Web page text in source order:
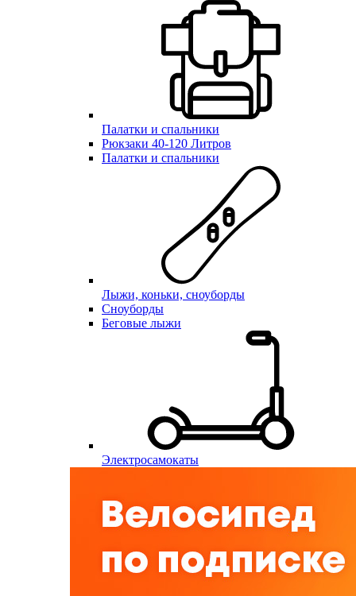
Палатки и спальники
Рюкзаки 40-120 Литров
Палатки и спальники
Лыжи, коньки, сноуборды
Сноуборды
Беговые лыжи
Электросамокаты